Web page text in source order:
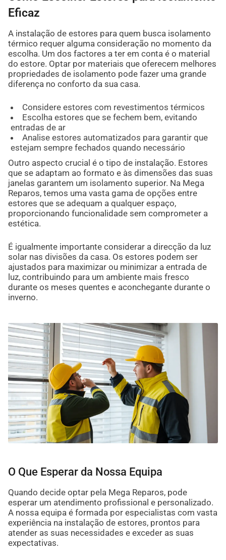
Eficaz
A instalação de estores para quem busca isolamento
térmico requer alguma consideração no momento da
escolha. Um dos factores a ter em conta é o material
do estore. Optar por materiais que oferecem melhores
propriedades de isolamento pode fazer uma grande
diferença no conforto da sua casa.
Considere estores com revestimentos térmicos
Escolha estores que se fechem bem, evitando
entradas de ar
Analise estores automatizados para garantir que
estejam sempre fechados quando necessário
Outro aspecto crucial é o tipo de instalação. Estores
que se adaptam ao formato e às dimensões das suas
janelas garantem um isolamento superior. Na Mega
Reparos, temos uma vasta gama de opções entre
estores que se adequam a qualquer espaço,
proporcionando funcionalidade sem comprometer a
estética.
É igualmente importante considerar a direcção da luz
solar nas divisões da casa. Os estores podem ser
ajustados para maximizar ou minimizar a entrada de
luz, contribuindo para um ambiente mais fresco
durante os meses quentes e aconchegante durante o
inverno.
O Que Esperar da Nossa Equipa
Quando decide optar pela Mega Reparos, pode
esperar um atendimento profissional e personalizado.
A nossa equipa é formada por especialistas com vasta
experiência na instalação de estores, prontos para
atender as suas necessidades e exceder as suas
expectativas.